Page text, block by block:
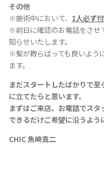
その他
※施術中において、 1人必ず
※前日に確認のお電話をさせ
知らせいたします。
※髪が散らばっても良いよう
ます。
まだスタートしたばかりで
に立てたらと思います。
まずはご来店、お電話でスタ
できるだけご希望に沿うよう
CHIC 魚崎真二